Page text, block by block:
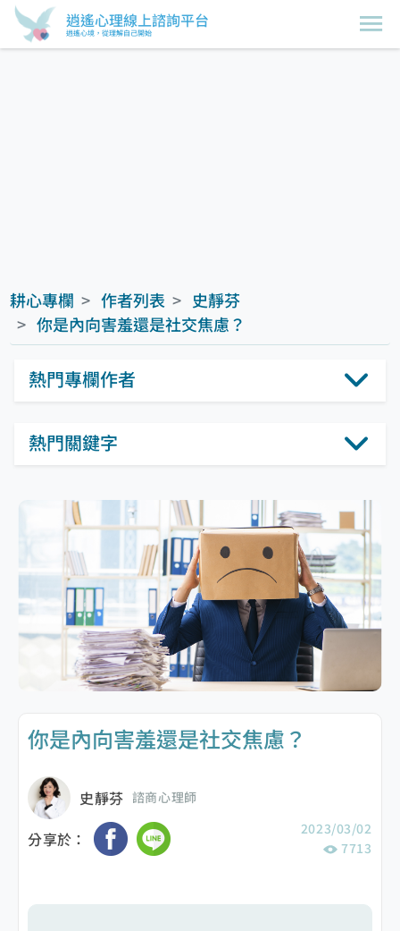
逍遙心理線上諮詢平台
逍遙心境，從理解自己開始
你是內向害羞還是社交焦慮？
史靜芬 諮商心理師
分享於：
2023/03/02
7713
熱門關鍵字
熱門專欄作者
耕心專欄 作者列表
史靜芬
你是內向害羞還是社交焦慮？